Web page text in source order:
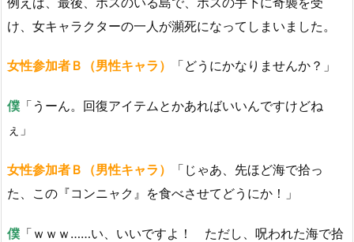
け、女キャラクターの一人が瀕死になってしまいました。
女性参加者Ｂ（男性キャラ） 「どうにかなりませんか？」
僕 「うーん。回復アイテムとかあればいいんですけどね
ぇ」
女性参加者Ｂ（男性キャラ）
「じゃあ、先ほど海で拾っ
た、この『コンニャク』を食べさせてどうにか！」
僕 「ｗｗｗ……い、いいですよ！ ただし、呪われた海で拾